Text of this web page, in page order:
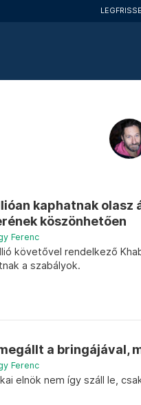
kaphatnak
köszönhetően
Ferenc
követővel rendelkező
a szabályok.
a bringájával,
Ferenc
elnök nem így száll le,